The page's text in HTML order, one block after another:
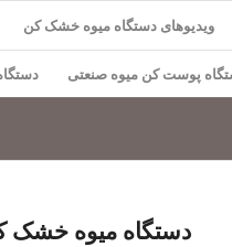
ویدیوهای دستگاه میوه خشک کن
پوست کن میوه صنعتی
دستگاه میوه خشک